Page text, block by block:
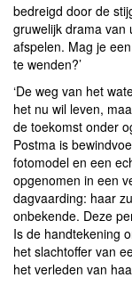
bedreigd door de
gruwelijk drama van
afspelen. Mag je
te wenden?’
‘De weg van het
het nu wil leven,
de toekomst onder
Postma is
fotomodel en een
opgenomen in een
dagvaarding: haar
onbekende. Deze
Is de handtekening
het slachtoffer van
het verleden van